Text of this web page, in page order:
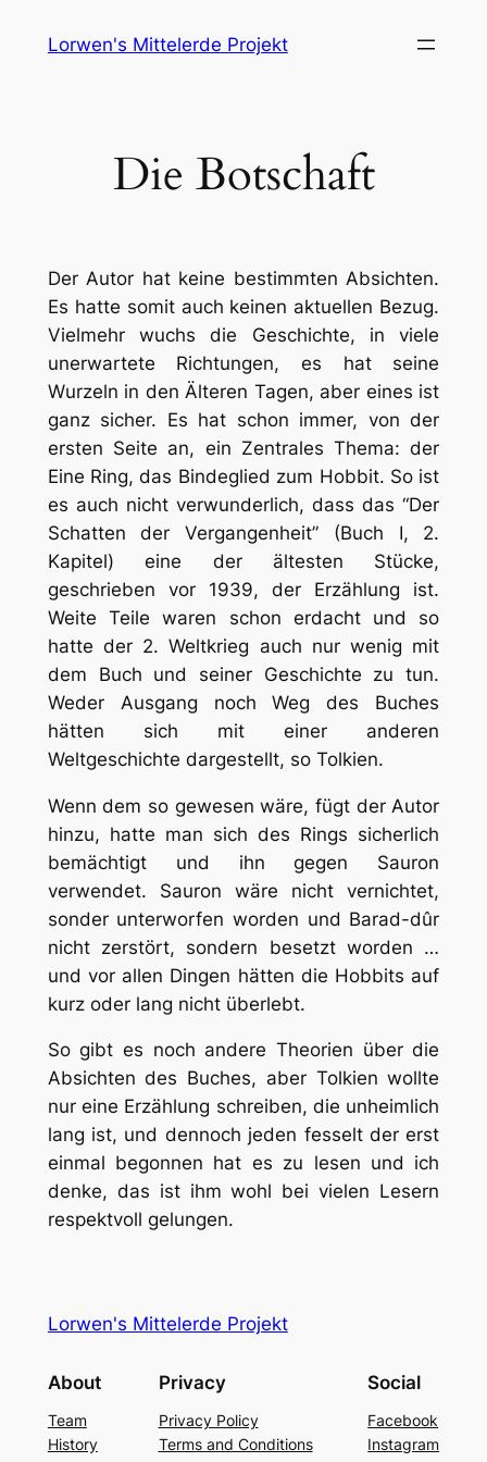
Lorwen's Mittelerde Projekt
Die Botschaft
Der Autor hat keine bestimmten Absichten.
Es hatte somit auch keinen aktuellen Bezug.
Vielmehr wuchs die Geschichte, in viele
unerwartete Richtungen, es hat seine
Wurzeln in den Älteren Tagen, aber eines ist
ganz sicher. Es hat schon immer, von der
ersten Seite an, ein Zentrales Thema: der
Eine Ring, das Bindeglied zum Hobbit. So ist
es auch nicht verwunderlich, dass das “Der
Schatten der Vergangenheit” (Buch I, 2.
Kapitel) eine der ältesten Stücke,
geschrieben vor 1939, der Erzählung ist.
Weite Teile waren schon erdacht und so
hatte der 2. Weltkrieg auch nur wenig mit
dem Buch und seiner Geschichte zu tun.
Weder Ausgang noch Weg des Buches
hätten sich mit einer anderen
Weltgeschichte dargestellt, so Tolkien.
Wenn dem so gewesen wäre, fügt der Autor
hinzu, hatte man sich des Rings sicherlich
bemächtigt und ihn gegen Sauron
verwendet. Sauron wäre nicht vernichtet,
sonder unterworfen worden und Barad-dûr
nicht zerstört, sondern besetzt worden …
und vor allen Dingen hätten die Hobbits auf
kurz oder lang nicht überlebt.
So gibt es noch andere Theorien über die
Absichten des Buches, aber Tolkien wollte
nur eine Erzählung schreiben, die unheimlich
lang ist, und dennoch jeden fesselt der erst
einmal begonnen hat es zu lesen und ich
denke, das ist ihm wohl bei vielen Lesern
respektvoll gelungen.
Lorwen's Mittelerde Projekt
About
Team
History
Privacy
Privacy Policy
Terms and Conditions
Social
Facebook
Instagram